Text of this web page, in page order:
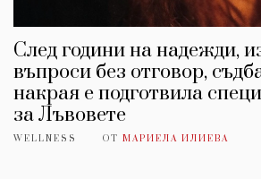
След години на надежди,
въпроси без отговор,
накрая е подготвила
за Лъвовете
WELLNESS ОТ МАРИЕЛА ИЛИЕВА